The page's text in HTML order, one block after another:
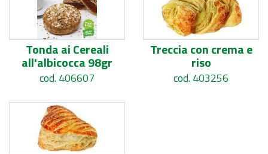
Tonda ai Cereali
all'albicocca 98gr
cod. 406607
Treccia con crema e
riso
cod. 403256